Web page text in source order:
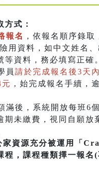
方式：
報名
，依報名順序錄取
用資料，如中文姓名、
等資料，務必填寫正確
員 請於完成報名後3天
，始完成報名手續，
滿後，系統開放每班6
期未繳費，視同自願放
家資源充分被運用「
程，課程種類擇一報名